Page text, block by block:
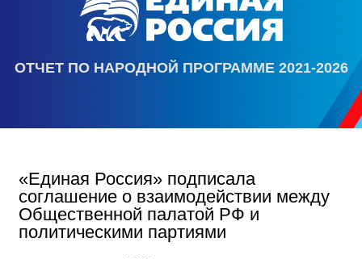
ОТЧЕТ ПО НАРОДНОЙ ПРОГРАММЕ 2021-2026
«Единая Россия» подписала
соглашение о взаимодействии между
Общественной палатой РФ и
политическими партиями